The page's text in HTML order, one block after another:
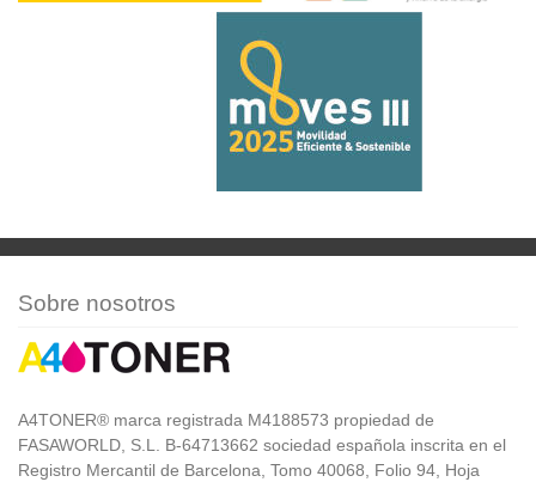
Sobre nosotros
A4TONER® marca registrada M4188573 propiedad de
FASAWORLD, S.L. B-64713662 sociedad española inscrita en el
Registro Mercantil de Barcelona, Tomo 40068, Folio 94, Hoja